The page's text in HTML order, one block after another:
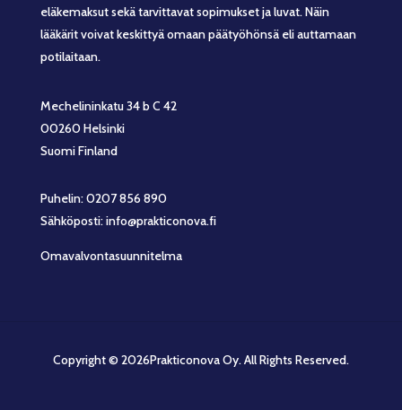
eläkemaksut sekä tarvittavat sopimukset ja luvat. Näin
lääkärit voivat keskittyä omaan päätyöhönsä eli auttamaan
potilaitaan.
Mechelininkatu 34 b C 42
00260 Helsinki
Suomi Finland
Puhelin: 0207 856 890
Sähköposti: info@prakticonova.fi
Omavalvontasuunnitelma
Copyright © 2026Prakticonova Oy. All Rights Reserved.